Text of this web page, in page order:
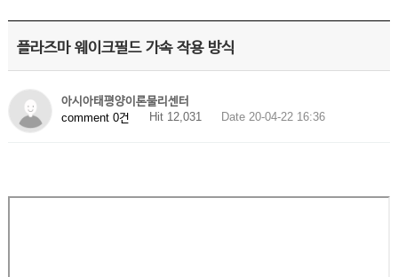
플라즈마 웨이크필드 가속 작용 방식
아시아태평양이론물리센터
comment 0건
Hit 12,031 Date 20-04-22 16:36